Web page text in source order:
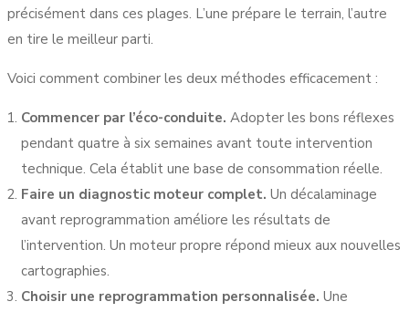
précisément dans ces plages. L’une prépare le terrain, l’autre
en tire le meilleur parti.
Voici comment combiner les deux méthodes efficacement :
Commencer par l’éco-conduite. Adopter les bons réflexes
pendant quatre à six semaines avant toute intervention
technique. Cela établit une base de consommation réelle.
Faire un diagnostic moteur complet. Un décalaminage
avant reprogrammation améliore les résultats de
l’intervention. Un moteur propre répond mieux aux nouvelles
cartographies.
Choisir une reprogrammation personnalisée. Une